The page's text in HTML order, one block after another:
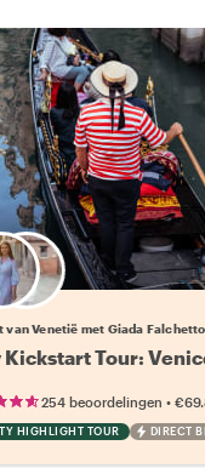
21 andere locals
van Venetië met Giada Falchetto
Kickstart Tour:
254 beoordelingen •
HIGHLIGHT TOUR DIRECT